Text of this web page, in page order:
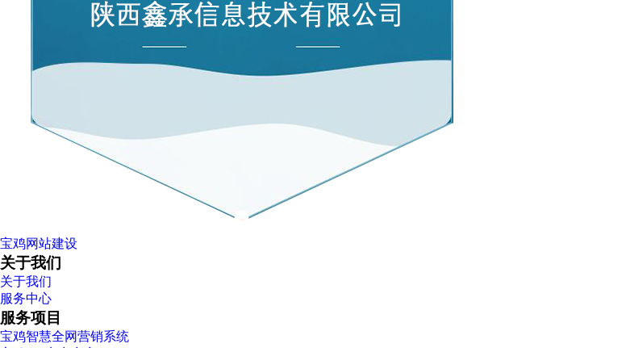
宝鸡网站建设
关于我们
关于我们
服务中心
服务项目
宝鸡智慧全网营销系统